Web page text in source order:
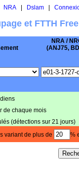
NRA| Dslam|
et FTTH
NRA /
(ANJ75,
de chaque mois
(détections sur 21 jours)
variant de plus de %